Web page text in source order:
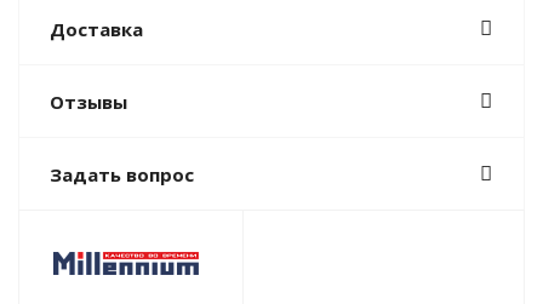
Доставка
Отзывы
Задать вопрос